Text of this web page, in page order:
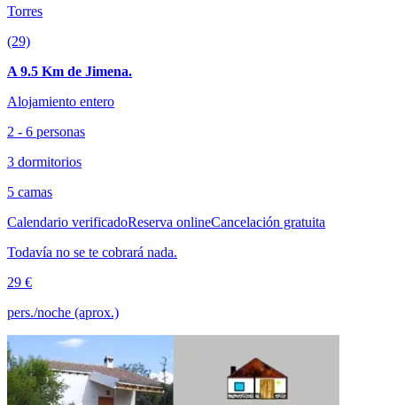
Torres
(29)
A 9.5 Km de Jimena.
Alojamiento entero
2 - 6 personas
3 dormitorios
5 camas
Calendario verificadoReserva onlineCancelación gratuita
Todavía no se te cobrará nada.
29 €
pers./noche (aprox.)